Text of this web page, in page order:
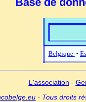
Belgique •
L'association -
- Tous droits